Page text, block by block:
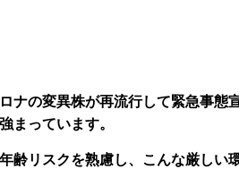
ナの変異株が再流行して緊急事態
まっています。
齢リスクを熟慮し、こんな厳しい